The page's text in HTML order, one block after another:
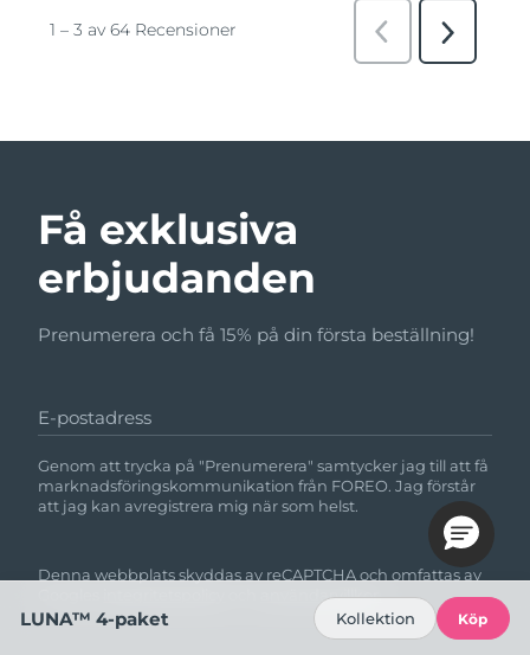
Få exklusiva
erbjudanden
Prenumerera och få 15% på din första beställning!
E-postadress
Genom att trycka på "Prenumerera" samtycker jag till att få
marknadsföringskommunikation från FOREO. Jag förstår
att jag kan avregistrera mig när som helst.
Denna webbplats skyddas av reCAPTCHA och omfattas av
användarvillkor.
LUNA™ 4-paket Kollektion Köp